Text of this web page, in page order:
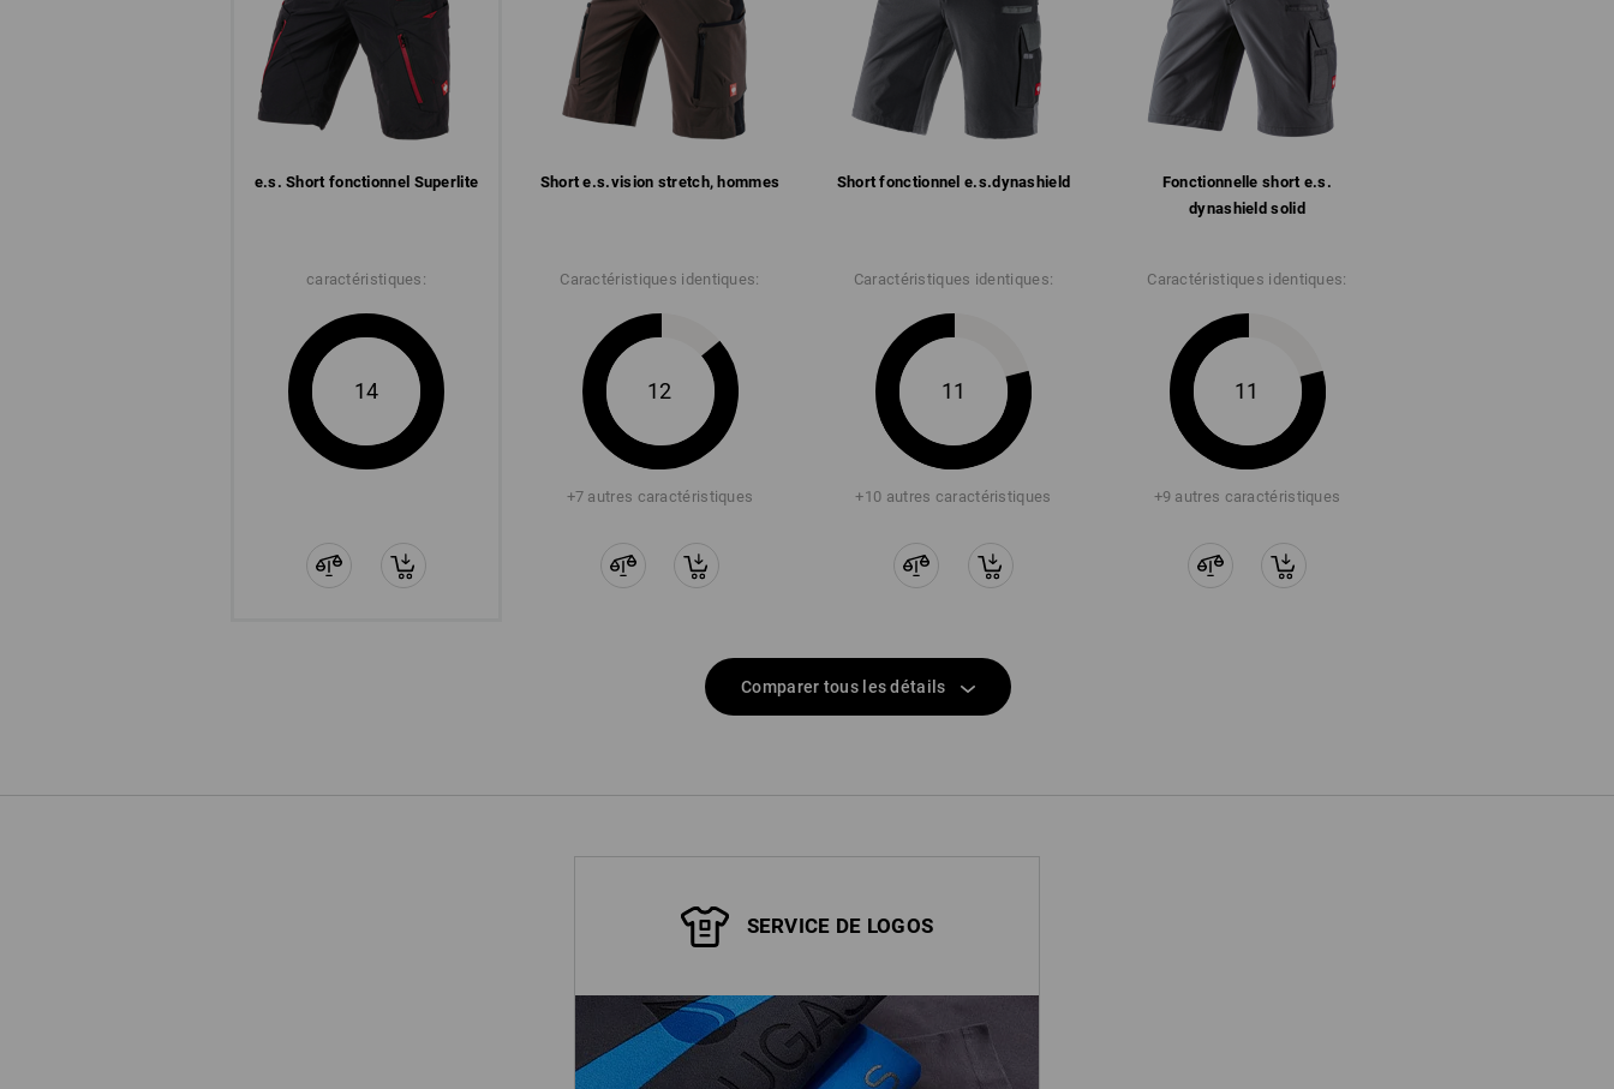
e.s. Short fonctionnel Superlite
caractéristiques:
14
Short e.s.​vision stretch, hommes Short fonctionnel e.s.​dynashield
Fonctionnelle short e.s.​
dynashield solid
Caractéristiques identiques:
12
+7 autres caractéristiques
Caractéristiques identiques:
11
+10 autres caractéristiques
Caractéristiques identiques:
11
+9 autres caractéristiques
Comparer tous les détails
SERVICE DE LOGOS